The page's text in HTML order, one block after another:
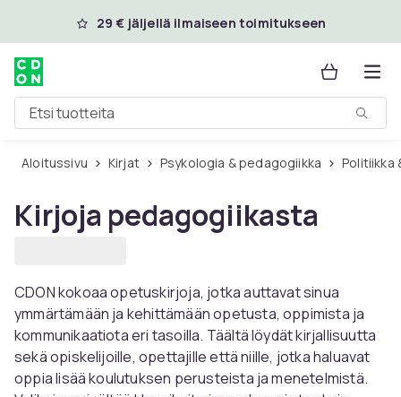
Ohita ja siirry pääsisältöön
29 € jäljellä ilmaiseen toimitukseen
Etsi tuotteita
Aloitussivu Kirjat Psykologia & pedagogiikka
Kirjoja pedagogiikasta
CDON kokoaa opetuskirjoja, jotka auttavat sinua
ymmärtämään ja kehittämään opetusta, oppimista ja
kommunikaatiota eri tasoilla. Täältä löydät kirjallisuutta
sekä opiskelijoille, opettajille että niille, jotka haluavat
oppia lisää koulutuksen perusteista ja menetelmistä.